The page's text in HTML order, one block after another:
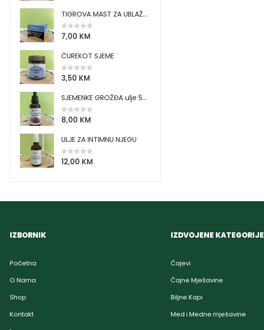
TIGROVA MAST ZA UBLAŽAVANJE BOLOVA I ZAGRIJAVANJE MIŠIĆA
0 out of 5
7,00 KM
ČUREKOT SJEME
0 out of 5
3,50 KM
SJEMENKE GROŽĐA ulje 50 ml
0 out of 5
8,00 KM
ULJE ZA INTIMNU NJEGU
0out of 5
12,00 KM
IZBORNIK
Početna
O Nama
Shop
Kontakt
IZDVOJENE KATEGORIJE
Čajevi
Čajne Mješavine
Biljne Kapi
Med i Medne mješavine